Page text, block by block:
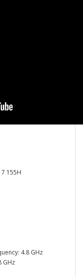
155H
4.8 GHz
GHz